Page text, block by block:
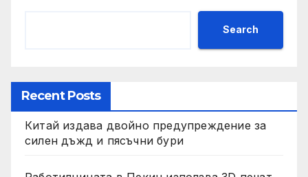
Search
Recent Posts
Китай издава двойно предупреждение за
силен дъжд и пясъчни бури